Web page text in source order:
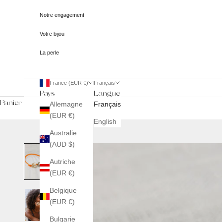
Notre engagement
Votre bijou
La perle
France (EUR €)
Pays
Allemagne
(EUR €)
Australie
(AUD $)
Autriche
(EUR €)
Belgique
(EUR €)
Bulgarie
Français
Langue
Français
English
Panier